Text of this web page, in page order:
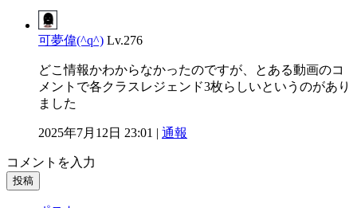
可夢偉(^q^) Lv.276
どこ情報かわからなかったのですが、とある動画のコ
メントで各クラスレジェンド3枚らしいというのがあり
ました
2025年7月12日 23:01 | 通報
コメントを入力
投稿